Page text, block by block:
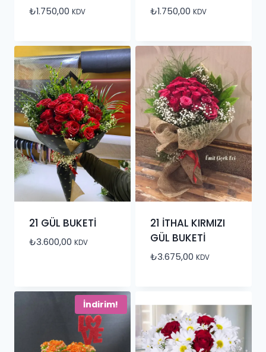
₺1.750,00 KDV ₺1.750,00 KDV
21 GÜL BUKETİ
₺3.600,00 KDV
21 İTHAL KIRMIZI
GÜL BUKETİ
₺3.675,00 KDV
İndirim!